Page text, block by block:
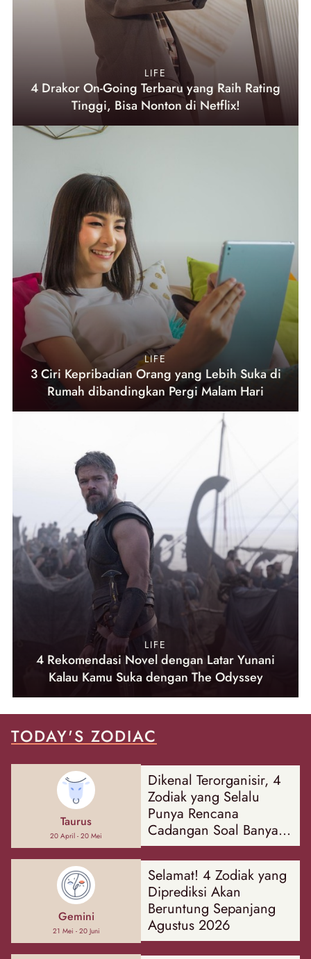
LIFE
4 Drakor On-Going Terbaru yang Raih Rating
Tinggi, Bisa Nonton di Netflix!
LIFE
3 Ciri Kepribadian Orang yang Lebih Suka di
Rumah dibandingkan Pergi Malam Hari
LIFE
4 Rekomendasi Novel dengan Latar Yunani
Kalau Kamu Suka dengan The Odyssey
TODAY'S ZODIAC
Taurus
20 April - 20 Mei
Dikenal Terorganisir, 4
Zodiak yang Selalu
Punya Rencana
Cadangan Soal Banyak
Hal
Gemini
21 Mei - 20 Juni
Selamat! 4 Zodiak yang
Diprediksi Akan
Beruntung Sepanjang
Agustus 2026